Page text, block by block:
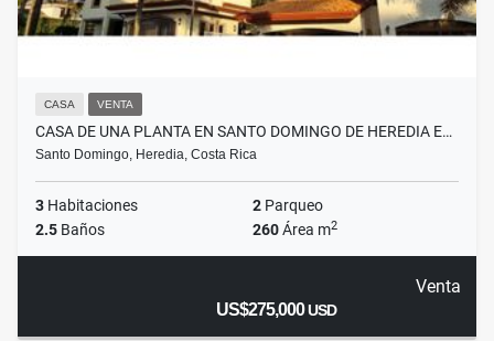
CASA VENTA
CASA DE UNA PLANTA EN SANTO DOMINGO DE HEREDIA E…
Santo Domingo, Heredia, Costa Rica
3 Habitaciones 2 Parqueo
2.5 Baños 260Área m2
Venta
US$275,000USD